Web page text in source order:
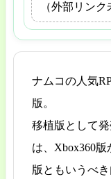
（外部リンク
ナムコの人気
版。
移植版として
は、Xbox360
版ともいうべ